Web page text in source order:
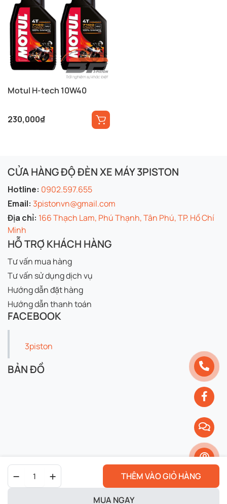
Starup
quantity
THÊM VÀO GIỎ HÀNG
MUA NGAY
Motul H-tech 10W40
230,000₫
CỬA HÀNG ĐỘ ĐÈN XE MÁY 3PISTON
Hotline: 0902.597.655
Email: 3pistonvn@gmail.com
Địa chỉ: 166 Thạch Lam, Phú Thạnh, Tân Phú, TP. Hồ Chí
Minh
HỖ TRỢ KHÁCH HÀNG
Tư vấn mua hàng
Tư vấn sử dụng dịch vụ
Hướng dẫn đặt hàng
Hướng dẫn thanh toán
FACEBOOK
3piston
BẢN ĐỒ